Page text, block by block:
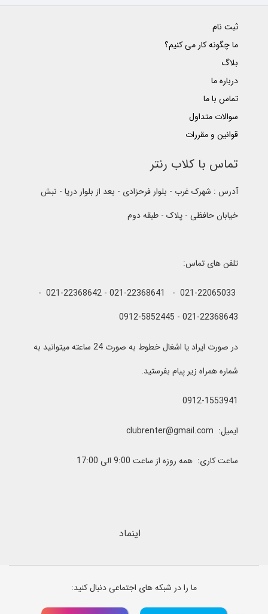
ثبت نام
ما چگونه کار می کنیم؟
بلاگ
درباره ما
تماس با ما
سوالات متداول
قوانین و مقررات
تماس با کلاب رنتر
آدرس : شهرک غرب - بلوار فرحزادی - بعد از بلوار دریا - نبش
خیابان حافظی - پلاک - طبقه دوم
تلفن های تماس:
021-22065033 - 021-22368641 - 021-22368642 -
021-22368643 - 0912-5852445
در صورت ایراد یا اشغال خطوط به صورت 24 ساعته میتوانید به
شماره همراه زیر پیام بفرستید.
0912-1553941
ایمیل: clubrenter@gmail.com
ساعت کاری: همه روزه از ساعت 9:00 الی 17:00
اینماد
ما را در شبکه های اجتماعی دنبال کنید: